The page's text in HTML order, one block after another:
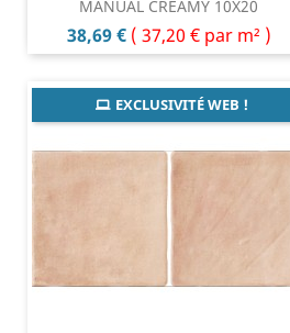
MANUAL CREAMY 10X20
Prix
38,69 € ( 37,20 € par m² )
EXCLUSIVITÉ WEB !